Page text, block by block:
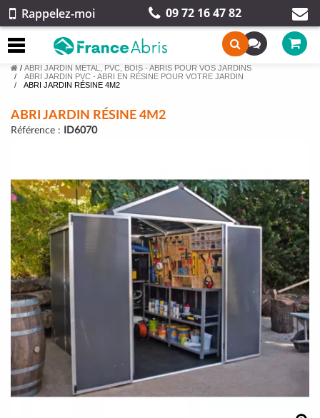
Rappelez-moi 09 72 16 47 82
/ ABRI JARDIN MÉTAL, PVC, BOIS - ABRIS POUR VOS JARDINS
ABRI JARDIN PVC - ABRI EN RÉSINE POUR VOTRE JARDIN
ABRI JARDIN RÉSINE 4M2
ABRI JARDIN RÉSINE 4M2
Référence : ID6070